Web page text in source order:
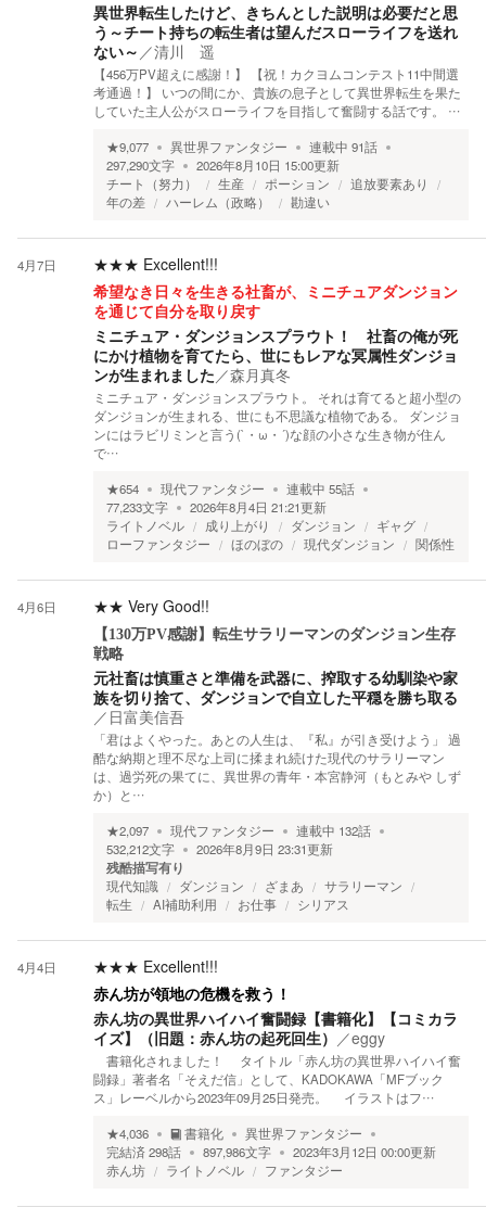
異世界転生したけど、きちんとした説明は必要だと思
う～チート持ちの転生者は望んだスローライフを送れ
ない～ ／清川 遥
【456万PV超えに感謝！】 【祝！カクヨムコンテスト11中間選
考通過！】 いつの間にか、貴族の息子として異世界転生を果た
していた主人公がスローライフを目指して奮闘する話です。 …
★9,077 異世界ファンタジー 連載中 91話
297,290文字 2026年8月10日 15:00更新
チート（努力）
生産 ポーション
追放要素あり
年の差
ハーレム（政略） 勘違い
4月7日 ★★★ Excellent!!!
希望なき日々を生きる社畜が、ミニチュアダンジョン
を通じて自分を取り戻す
ミニチュア・ダンジョンスプラウト！ 社畜の俺が死
にかけ植物を育てたら、世にもレアな冥属性ダンジョ
ンが生まれました／森月真冬
ミニチュア・ダンジョンスプラウト。 それは育てると超小型の
ダンジョンが生まれる、世にも不思議な植物である。 ダンジョ
ンにはラビリミンと言う(`・ω・´)な顔の小さな生き物が住ん
で…
★654 現代ファンタジー 連載中 55話
77,233文字 2026年8月4日 21:21更新
ライトノベル
成り上がり ダンジョン
ギャグ
ローファンタジー
ほのぼの 現代ダンジョン 関係性
4月6日 ★★ Very Good!!
【130万PV感謝】転生サラリーマンのダンジョン生存
戦略
元社畜は慎重さと準備を武器に、搾取する幼馴染や家
族を切り捨て、ダンジョンで自立した平穏を勝ち取る
／ 日富美信吾
「君はよくやった。あとの人生は、『私』が引き受けよう」 過
酷な納期と理不尽な上司に揉まれ続けた現代のサラリーマン
は、過労死の果てに、異世界の青年・本宮静河（もとみや しず
か）と…
★2,097 現代ファンタジー 連載中 132話
532,212文字 2026年8月9日 23:31更新
残酷描写有り
現代知識 ダンジョン ざまあ
サラリーマン
転生
AI補助利用 お仕事 シリアス
4月4日 ★★★ Excellent!!!
赤ん坊が領地の危機を救う！
赤ん坊の異世界ハイハイ奮闘録【書籍化】【コミカラ
イズ】（旧題：赤ん坊の起死回生） ／eggy
書籍化されました！ タイトル「赤ん坊の異世界ハイハイ奮
闘録」著者名「そえだ信」として、KADOKAWA「MFブック
ス」レーベルから2023年09月25日発売。 イラストはフ…
★4,036 書籍化
異世界ファンタジー
完結済298話 897,986文字 2023年3月12日 00:00更新
赤ん坊
ライトノベル ファンタジー